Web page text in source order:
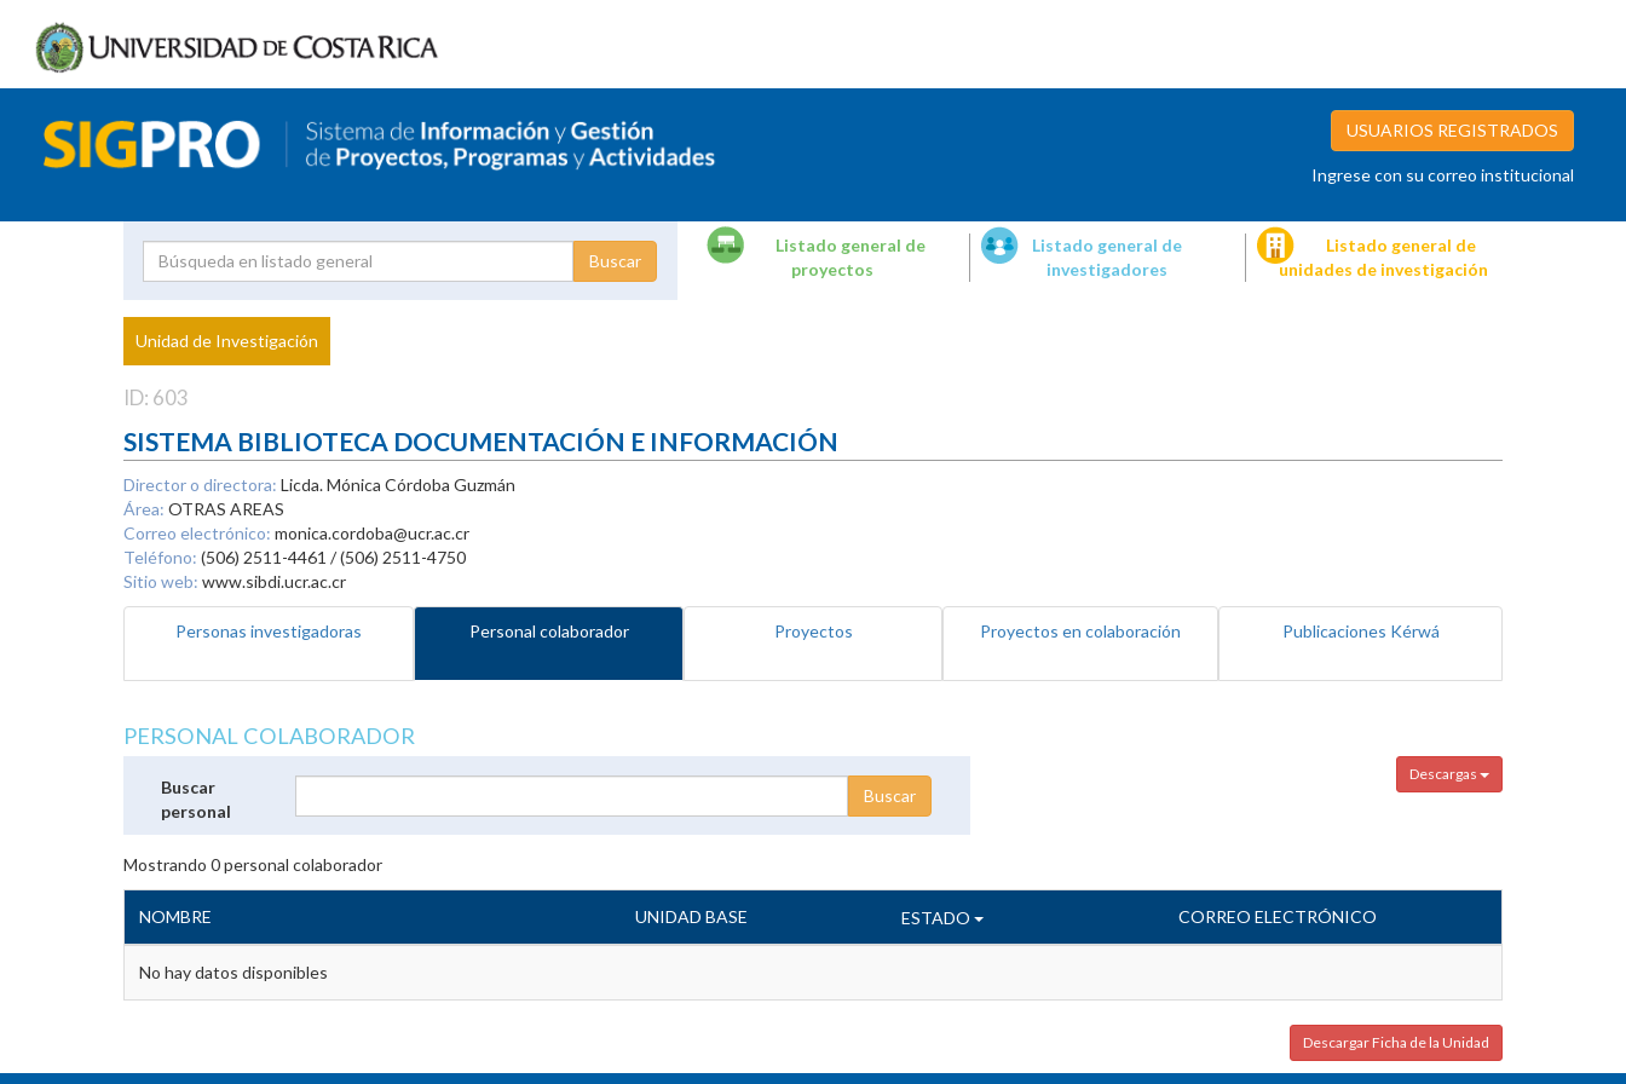
USUARIOS REGISTRADOS
Ingrese con su correo institucional
Proyecto
Investigador
Listado general de
proyectos
Listado general de
investigadores
Listado general de
unidades de investigación
Unidad de Investigación
ID: 603
SISTEMA BIBLIOTECA DOCUMENTACIÓN E INFORMACIÓN
Director o directora: Licda. Mónica Córdoba Guzmán
Área: OTRAS AREAS
Correo electrónico: monica.cordoba@ucr.ac.cr
Teléfono: (506) 2511-4461 / (506) 2511-4750
Sitio web: www.sibdi.ucr.ac.cr
Personas investigadoras Personal colaborador Proyectos Proyectos en colaboración Publicaciones Kérwá
PERSONAL COLABORADOR
Descargas
Buscar
personal
Mostrando 0personal colaborador
NOMBRE UNIDAD BASE ESTADO CORREO ELECTRÓNICO
No hay datos disponibles
Descargar Ficha de la Unidad